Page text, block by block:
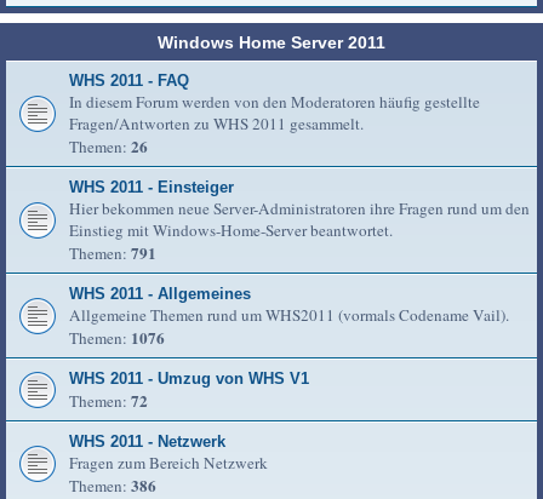
Windows Home Server 2011
WHS 2011 - FAQ
In diesem Forum werden von den Moderatoren häufig gestellte
Fragen/Antworten zu WHS 2011 gesammelt.
Themen: 26
WHS 2011 - Einsteiger
Hier bekommen neue Server-Administratoren ihre Fragen rund um den
Einstieg mit Windows-Home-Server beantwortet.
Themen: 791
WHS 2011 - Allgemeines
Allgemeine Themen rund um WHS2011 (vormals Codename Vail).
Themen: 1076
WHS 2011 - Umzug von WHS V1
Themen: 72
WHS 2011 - Netzwerk
Fragen zum Bereich Netzwerk
Themen: 386